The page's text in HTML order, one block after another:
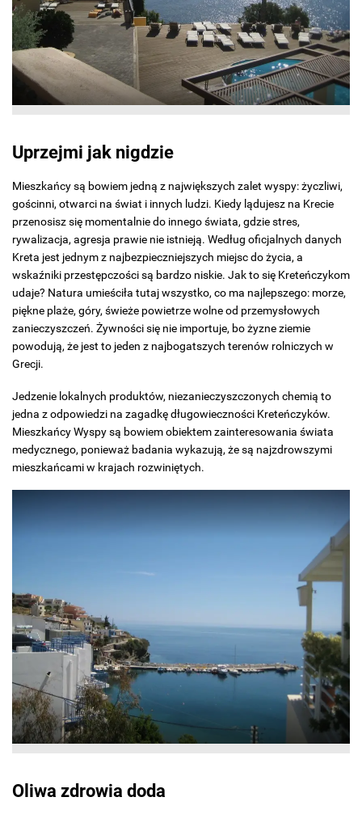
Uprzejmi jak nigdzie
Mieszkańcy są bowiem jedną z największych zalet wyspy: życzliwi,
gościnni, otwarci na świat i innych ludzi. Kiedy lądujesz na Krecie
przenosisz się momentalnie do innego świata, gdzie stres,
rywalizacja, agresja prawie nie istnieją. Według oficjalnych danych
Kreta jest jednym z najbezpieczniejszych miejsc do życia, a
wskaźniki przestępczości są bardzo niskie. Jak to się Kreteńczykom
udaje? Natura umieściła tutaj wszystko, co ma najlepszego: morze,
piękne plaże, góry, świeże powietrze wolne od przemysłowych
zanieczyszczeń. Żywności się nie importuje, bo żyzne ziemie
powodują, że jest to jeden z najbogatszych terenów rolniczych w
Grecji.
Jedzenie lokalnych produktów, niezanieczyszczonych chemią to
jedna z odpowiedzi na zagadkę długowieczności Kreteńczyków.
Mieszkańcy Wyspy są bowiem obiektem zainteresowania świata
medycznego, ponieważ badania wykazują, że są najzdrowszymi
mieszkańcami w krajach rozwiniętych.
Oliwa zdrowia doda